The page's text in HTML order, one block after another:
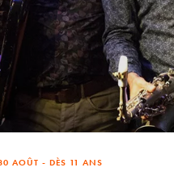
AOÛT - DÈS 11 ANS